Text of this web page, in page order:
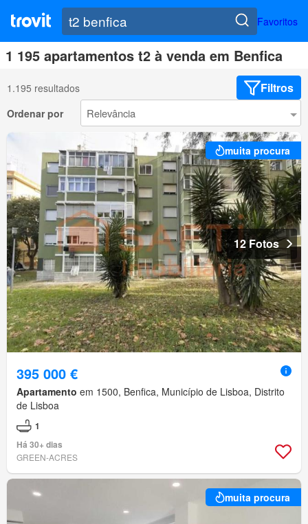
Favoritos
1 195 apartamentos t2 à venda em Benfica
1.195 resultados Filtros
Ordenar por
muita procura
12 Fotos
395 000 €
Apartamento em 1500, Benfica, Município de Lisboa, Distrito
de Lisboa
1
Há 30+ dias
GREEN-ACRES
muita procura